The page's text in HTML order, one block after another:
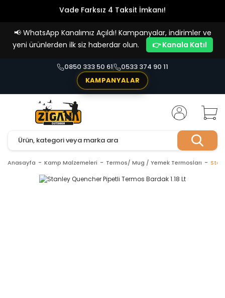
Vade Farksız 4 Taksit İmkanı!
📢 WhatsApp Kanalımız Açıldı! Kampanyalar, indirimler ve
yeni ürünlerden ilk siz haberdar olun.
👉 Kanala Katıl
0850 333 50 61
0533 374 90 11
KAMPANYALAR
Anasayfa Kamp Malzemeleri Termos/ Mug / Yemek Termosları